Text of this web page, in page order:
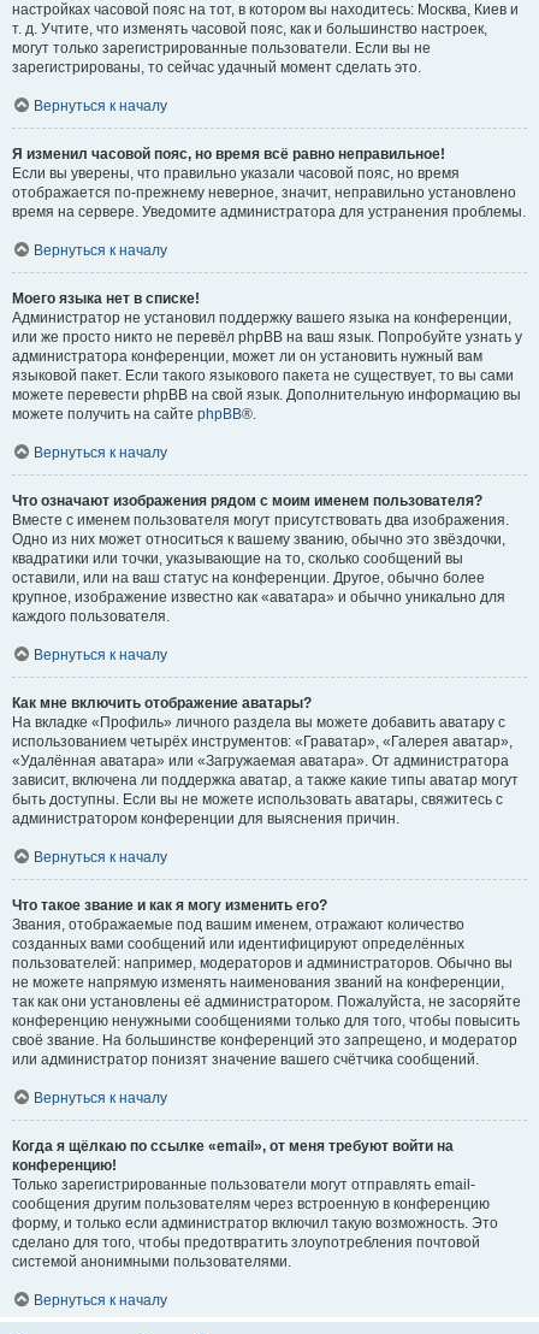
настройках часовой пояс на тот, в котором вы находитесь: Москва, Киев и
т. д. Учтите, что изменять часовой пояс, как и большинство настроек,
могут только зарегистрированные пользователи. Если вы не
зарегистрированы, то сейчас удачный момент сделать это.
Вернуться к началу
Я изменил часовой пояс, но время всё равно неправильное!
Если вы уверены, что правильно указали часовой пояс, но время
отображается по-прежнему неверное, значит, неправильно установлено
время на сервере. Уведомите администратора для устранения проблемы.
Вернуться к началу
Моего языка нет в списке!
Администратор не установил поддержку вашего языка на конференции,
или же просто никто не перевёл phpBB на ваш язык. Попробуйте узнать у
администратора конференции, может ли он установить нужный вам
языковой пакет. Если такого языкового пакета не существует, то вы сами
можете перевести phpBB на свой язык. Дополнительную информацию вы
можете получить на сайте phpBB®.
Вернуться к началу
Что означают изображения рядом с моим именем пользователя?
Вместе с именем пользователя могут присутствовать два изображения.
Одно из них может относиться к вашему званию, обычно это звёздочки,
квадратики или точки, указывающие на то, сколько сообщений вы
оставили, или на ваш статус на конференции. Другое, обычно более
крупное, изображение известно как «аватара» и обычно уникально для
каждого пользователя.
Вернуться к началу
Как мне включить отображение аватары?
На вкладке «Профиль» личного раздела вы можете добавить аватару с
использованием четырёх инструментов: «Граватар», «Галерея аватар»,
«Удалённая аватара» или «Загружаемая аватара». От администратора
зависит, включена ли поддержка аватар, а также какие типы аватар могут
быть доступны. Если вы не можете использовать аватары, свяжитесь с
администратором конференции для выяснения причин.
Вернуться к началу
Что такое звание и как я могу изменить его?
Звания, отображаемые под вашим именем, отражают количество
созданных вами сообщений или идентифицируют определённых
пользователей: например, модераторов и администраторов. Обычно вы
не можете напрямую изменять наименования званий на конференции,
так как они установлены её администратором. Пожалуйста, не засоряйте
конференцию ненужными сообщениями только для того, чтобы повысить
своё звание. На большинстве конференций это запрещено, и модератор
или администратор понизят значение вашего счётчика сообщений.
Вернуться к началу
Когда я щёлкаю по ссылке «email», от меня требуют войти на
конференцию!
Только зарегистрированные пользователи могут отправлять email-
сообщения другим пользователям через встроенную в конференцию
форму, и только если администратор включил такую возможность. Это
сделано для того, чтобы предотвратить злоупотребления почтовой
системой анонимными пользователями.
Вернуться к началу